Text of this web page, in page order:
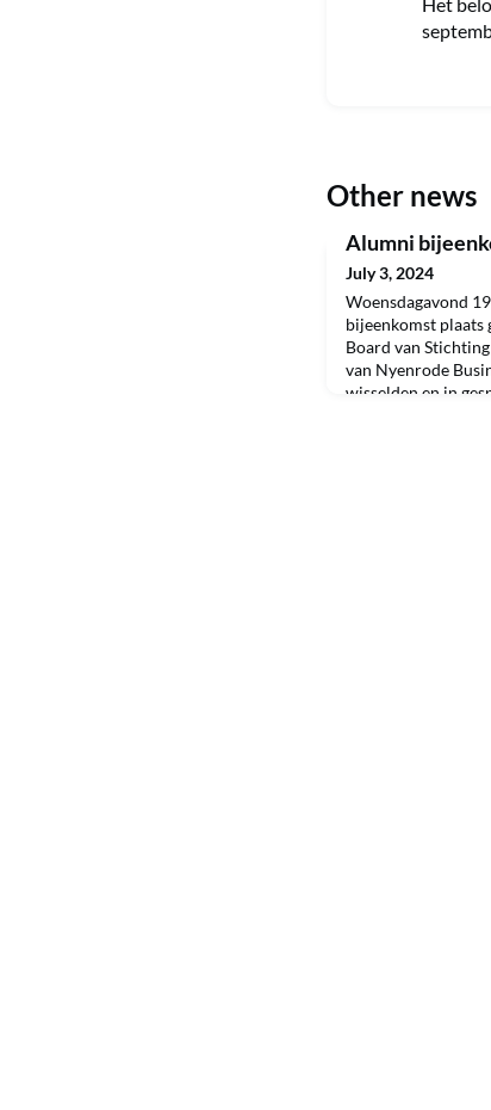
Het
Other news
Alumni
July 3, 2024
Woensdagavond
bijeenkomst plaats
Board van
van Nyenrode
wisselden en in